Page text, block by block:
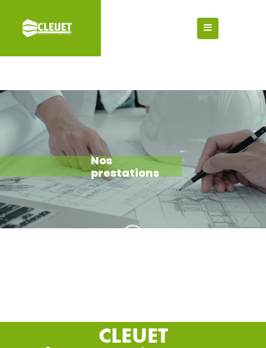
Nos
prestations
CLEUET